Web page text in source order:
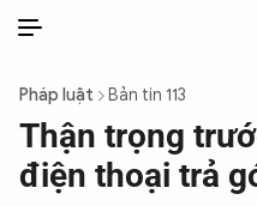
THỜI SỰ
CHỐNG DIỄN BIẾN HÒA BÌNH
Pháp luật Bản tin 113
Thận trọng
điện thoại trả